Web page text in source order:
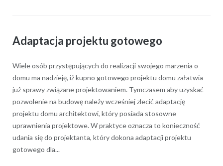
Adaptacja projektu gotowego
Wiele osób przystępujących do realizacji swojego marzenia o
domu ma nadzieję, iż kupno gotowego projektu domu załatwia
już sprawy związane projektowaniem. Tymczasem aby uzyskać
pozwolenie na budowę należy wcześniej zlecić adaptację
projektu domu architektowi, który posiada stosowne
uprawnienia projektowe. W praktyce oznacza to konieczność
udania się do projektanta, który dokona adaptacji projektu
gotowego dla...